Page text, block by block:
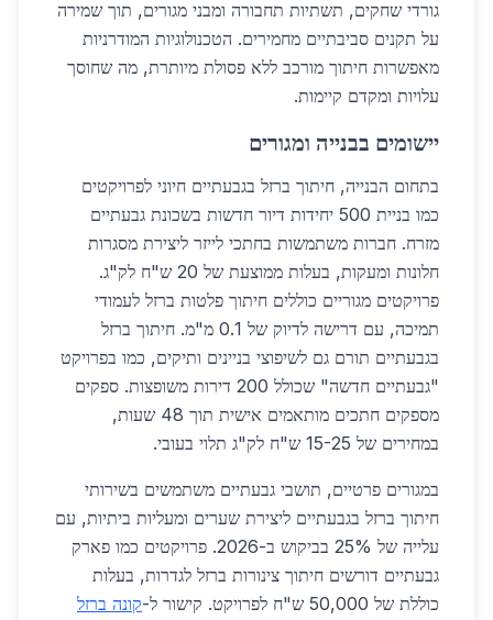
גורדי שחקים, תשתיות תחבורה ומבני מגורים, תוך שמירה
על תקנים סביבתיים מחמירים. הטכנולוגיות המודרניות
מאפשרות חיתוך מורכב ללא פסולת מיותרת, מה שחוסך
עלויות ומקדם קיימות.
יישומים בבנייה ומגורים
בתחום הבנייה, חיתוך ברזל בגבעתיים חיוני לפרויקטים
כמו בניית 500 יחידות דיור חדשות בשכונת גבעתיים
מזרח. חברות משתמשות בחתכי לייזר ליצירת מסגרות
חלונות ומעקות, בעלות ממוצעת של 20 ש"ח לק"ג.
פרויקטים מגוריים כוללים חיתוך פלטות ברזל לעמודי
תמיכה, עם דרישה לדיוק של 0.1 מ"מ. חיתוך ברזל
בגבעתיים תורם גם לשיפוצי בניינים ותיקים, כמו בפרויקט
"גבעתיים חדשה" שכולל 200 דירות משופצות. ספקים
מספקים חתכים מותאמים אישית תוך 48 שעות,
במחירים של 15-25 ש"ח לק"ג תלוי בעובי.
במגורים פרטיים, תושבי גבעתיים משתמשים בשירותי
חיתוך ברזל בגבעתיים ליצירת שערים ומעליות ביתיות, עם
עלייה של 25% בביקוש ב-2026. פרויקטים כמו פארק
גבעתיים דורשים חיתוך צינורות ברזל לגדרות, בעלות
כוללת של 50,000 ש"ח לפרויקט. קישור ל-
קונה ברזל